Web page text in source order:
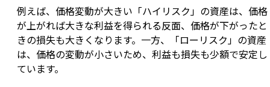
例えば、価格変動が大きい「ハイリスク」の資産は、価格
が上がれば大きな利益を得られる反面、価格が下がったと
きの損失も大きくなります。一方、「ローリスク」の資産
は、価格の変動が小さいため、利益も損失も少額で安定し
ています。